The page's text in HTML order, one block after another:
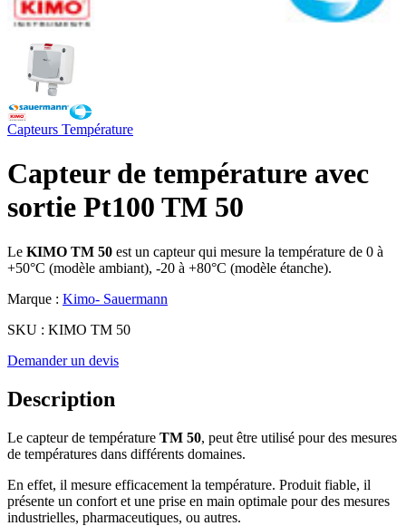
Capteurs Température
Capteur de température avec
sortie Pt100 TM 50
Le KIMO TM 50 est un capteur qui mesure la température de 0 à
+50°C (modèle ambiant), -20 à +80°C (modèle étanche).
Marque : Kimo- Sauermann
SKU : KIMO TM 50
Demander un devis
Description
Le capteur de température TM 50, peut être utilisé pour des mesures
de températures dans différents domaines.
En effet, il mesure efficacement la température. Produit fiable, il
présente un confort et une prise en main optimale pour des mesures
industrielles, pharmaceutiques, ou autres.